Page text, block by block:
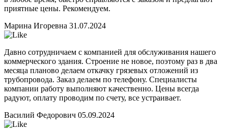
приятные цены. Рекомендуем.
Марина Игоревна 31.07.2024
Давно сотрудничаем с компанией для обслуживания нашего
коммерческого здания. Строение не новое, поэтому раз в два
месяца планово делаем откачку грязевых отложений из
трубопровода. Заказ делаем по телефону. Специалисты
компании работу выполняют качественно. Цены всегда
радуют, оплату проводим по счету, все устраивает.
Василий Федорович 05.09.2024